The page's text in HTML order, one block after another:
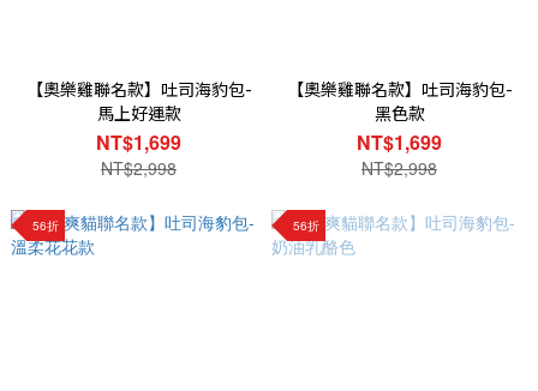
【奧樂雞聯名款】吐司海豹包-
馬上好運款
NT$1,699
NT$2,998
【奧樂雞聯名款】吐司海豹包-
黑色款
NT$1,699
NT$2,998
56折 56折